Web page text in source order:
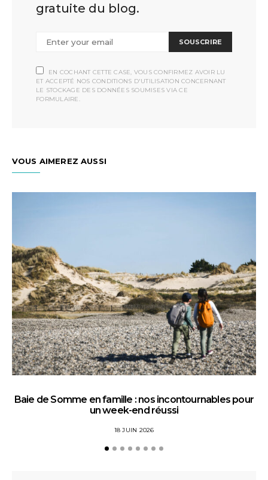
gratuite du blog.
SOUSCRIRE
EN COCHANT CETTE CASE, VOUS CONFIRMEZ AVOIR LU
ET ACCEPTÉ NOS CONDITIONS D'UTILISATION CONCERNANT
LE STOCKAGE DES DONNÉES SOUMISES VIA CE
FORMULAIRE.
VOUS AIMEREZ AUSSI
Baie de Somme en famille : nos incontournables pour
un week-end réussi
18 JUIN 2026